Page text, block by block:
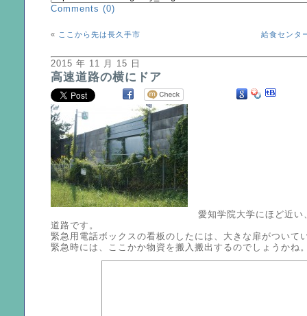
Comments (0)
« ここから先は長久手市 給食センタ
2015 年 11 月 15 日
高速道路の横にドア
愛知学院大学にほど近い
道路です。
緊急用電話ボックスの看板のしたには、大きな扉がついて
緊急時には、ここかか物資を搬入搬出するのでしょうかね